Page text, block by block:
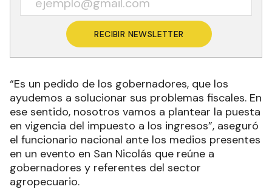
RECIBIR NEWSLETTER
“Es un pedido de los gobernadores, que los
ayudemos a solucionar sus problemas fiscales. En
ese sentido, nosotros vamos a plantear la puesta
en vigencia del impuesto a los ingresos”, aseguró
el funcionario nacional ante los medios presentes
en un evento en San Nicolás que reúne a
gobernadores y referentes del sector
agropecuario.